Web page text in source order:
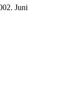
2. Juni